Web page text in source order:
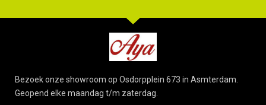
Bezoek onze showroom op Osdorpplein 673 in Asmterdam.
Geopend elke maandag t/m zaterdag.